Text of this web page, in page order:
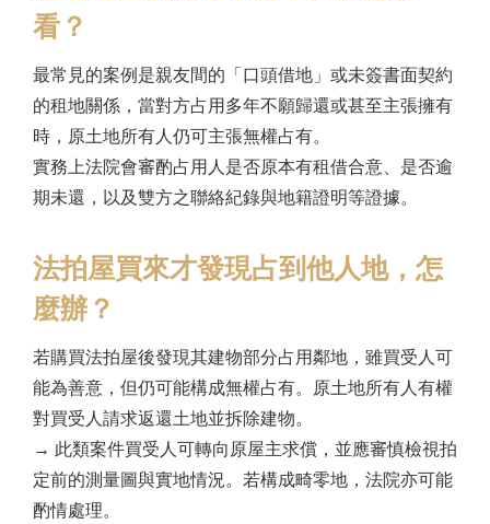
看？
最常見的案例是親友間的「口頭借地」或未簽書面契約
的租地關係，當對方占用多年不願歸還或甚至主張擁有
時，原土地所有人仍可主張無權占有。
實務上法院會審酌占用人是否原本有租借合意、是否逾
期未還，以及雙方之聯絡紀錄與地籍證明等證據。
法拍屋買來才發現占到他人地，怎
麼辦？
若購買法拍屋後發現其建物部分占用鄰地，雖買受人可
能為善意，但仍可能構成無權占有。原土地所有人有權
對買受人請求返還土地並拆除建物。
→ 此類案件買受人可轉向原屋主求償，並應審慎檢視拍
定前的測量圖與實地情況。若構成畸零地，法院亦可能
酌情處理。